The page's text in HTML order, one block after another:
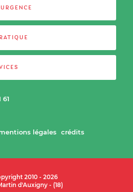
61
légales crédits
2010 - 2026
d'Auxigny - (18)